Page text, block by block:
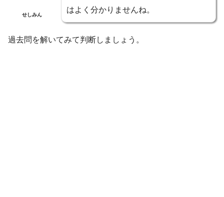
せしみん
はよく分かりませんね。
過去問を解いてみて判断しましょう。